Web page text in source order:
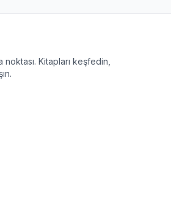
Kitapları keşfedin,